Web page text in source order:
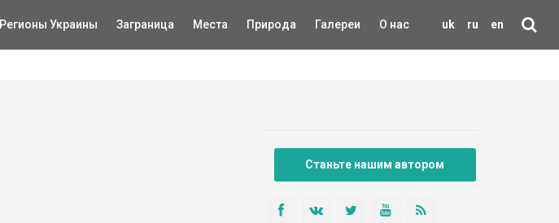
uk ru en
Регионы Украины Заграница Места Природа Галереи О нас
Станьте нашим автором